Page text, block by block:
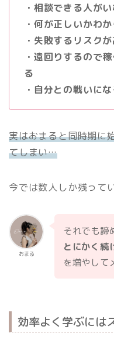
・相談できる人が
・何が正しいかわ
・失敗するリスク
・遠回りするので
る
・自分との戦いに
実はおまると同時期に
てしまい…
今では数人しか残って
おまる
それでも諦
とにかく続
を増やして
効率よく学ぶには